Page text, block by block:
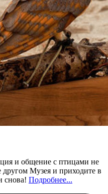
и общение с птицами не
Музея и приходите в
снова! Подробнее...